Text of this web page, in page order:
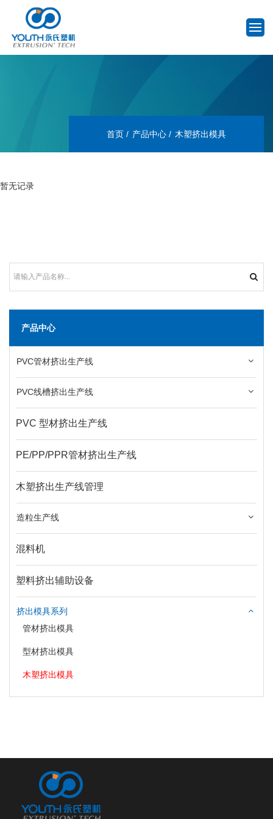
首页 产品中心 木塑挤出模具
暂无记录
产品中心
PVC管材挤出生产线
PVC线槽挤出生产线
PVC 型材挤出生产线
PE/PP/PPR管材挤出生产线
木塑挤出生产线管理
造粒生产线
混料机
塑料挤出辅助设备
挤出模具系列
管材挤出模具
型材挤出模具
木塑挤出模具